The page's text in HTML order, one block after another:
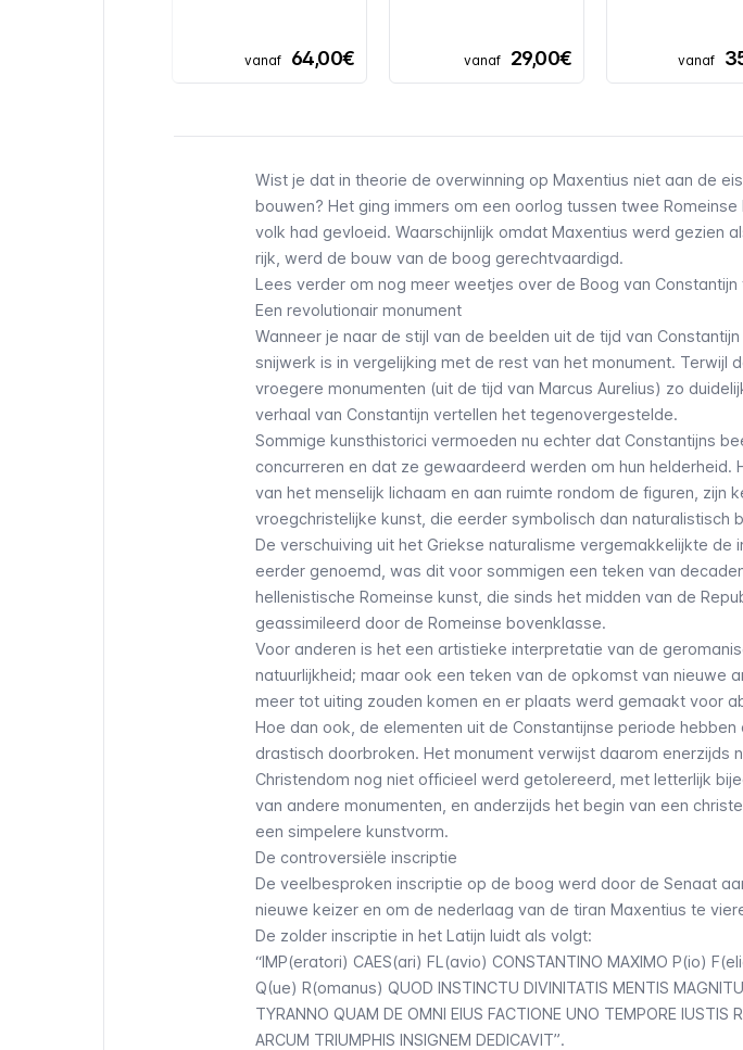
vanaf 64,00€ vanaf 29,00€ vanaf
Wist je dat in theorie de overwinning op Maxentius niet aan de
bouwen? Het ging immers om een oorlog tussen twee
volk had gevloeid. Waarschijnlijk omdat Maxentius werd gezien
rijk, werd de bouw van de boog gerechtvaardigd.
Lees verder om nog meer weetjes over de Boog van Constantijn
Een revolutionair monument
Wanneer je naar de stijl van de beelden uit de tijd van
snijwerk is in vergelijking met de rest van het monument. Terwijl
vroegere monumenten (uit de tijd van Marcus Aurelius) zo
verhaal van Constantijn vertellen het tegenovergestelde.
Sommige kunsthistorici vermoeden nu echter dat Constantijns
concurreren en dat ze gewaardeerd werden om hun helderheid.
van het menselijk lichaam en aan ruimte rondom de figuren, zijn
vroegchristelijke kunst, die eerder symbolisch dan naturalistisch
De verschuiving uit het Griekse naturalisme vergemakkelijkte de
eerder genoemd, was dit voor sommigen een teken van
hellenistische Romeinse kunst, die sinds het midden van de
geassimileerd door de Romeinse bovenklasse.
Voor anderen is het een artistieke interpretatie van de
natuurlijkheid; maar ook een teken van de opkomst van nieuwe
meer tot uiting zouden komen en er plaats werd gemaakt voor
Hoe dan ook, de elementen uit de Constantijnse periode
drastisch doorbroken. Het monument verwijst daarom enerzijds
Christendom nog niet officieel werd getolereerd, met letterlijk
van andere monumenten, en anderzijds het begin van een
een simpelere kunstvorm.
De controversiële inscriptie
De veelbesproken inscriptie op de boog werd door de Senaat
nieuwe keizer en om de nederlaag van de tiran Maxentius te
De zolder inscriptie in het Latijn luidt als volgt:
“IMP(eratori) CAES(ari) FL(avio) CONSTANTINO MAXIMO P(io)
Q(ue) R(omanus) QUOD INSTINCTU DIVINITATIS MENTIS
TYRANNO QUAM DE OMNI EIUS FACTIONE UNO TEMPORE IUSTIS
ARCUM TRIUMPHIS INSIGNEM DEDICAVIT”.